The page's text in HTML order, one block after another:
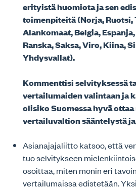
erityistä huomiota ja sen
toimenpiteitä (Norja, Ruotsi,
Alankomaat, Belgia,
Ranska, Saksa, Viro, Kiina,
Yhdysvallat).
Kommenttisi selvityksessä
vertailumaiden valintaan ja
olisiko Suomessa hyvä
vertailuvaltion sääntelystä
Asianajajaliitto katsoo, että
tuo selvitykseen
osoittaa, miten monin eri
vertailumaissa edistetään.